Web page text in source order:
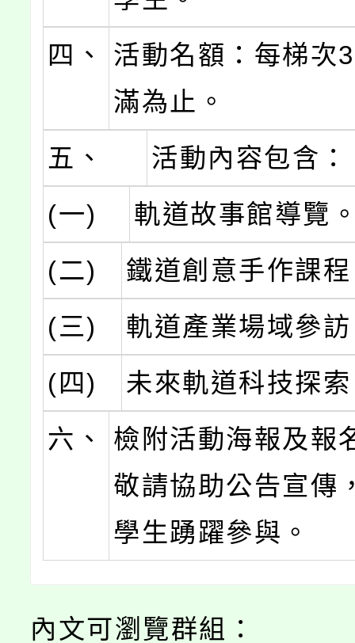
四、
活動名額：每梯次
滿為止。
五、
活動內容包含：
(一)
軌道故事館導覽
(二)
鐵道創意手作課
(三)
軌道產業場域參
(四)
未來軌道科技探
六、
檢附活動海報及報
敬請協助公告宣傳
學生踴躍參與。
內文可瀏覽群組：